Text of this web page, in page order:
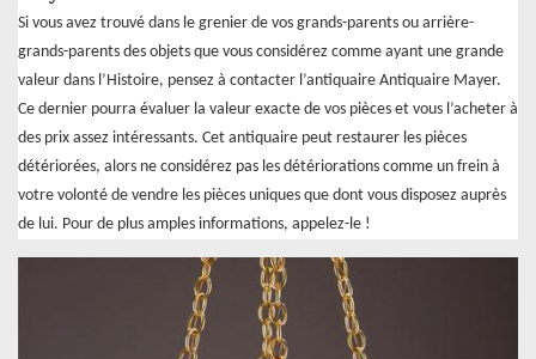
Si vous avez trouvé dans le grenier de vos grands-parents ou arrière-
grands-parents des objets que vous considérez comme ayant une grande
valeur dans l’Histoire, pensez à contacter l’antiquaire Antiquaire Mayer.
Ce dernier pourra évaluer la valeur exacte de vos pièces et vous l’acheter à
des prix assez intéressants. Cet antiquaire peut restaurer les pièces
détériorées, alors ne considérez pas les détériorations comme un frein à
votre volonté de vendre les pièces uniques que dont vous disposez auprès
de lui. Pour de plus amples informations, appelez-le !